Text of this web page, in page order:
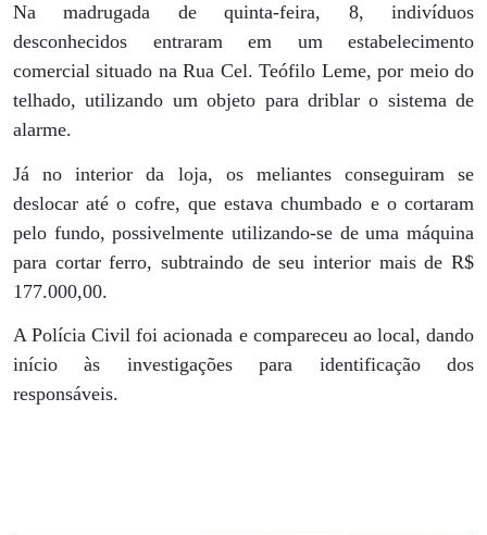
Na madrugada de quinta-feira, 8, indivíduos
desconhecidos entraram em um estabelecimento
comercial situado na Rua Cel. Teófilo Leme, por meio do
telhado, utilizando um objeto para driblar o sistema de
alarme.
Já no interior da loja, os meliantes conseguiram se
deslocar até o cofre, que estava chumbado e o cortaram
pelo fundo, possivelmente utilizando-se de uma máquina
para cortar ferro, subtraindo de seu interior mais de R$
177.000,00.
A Polícia Civil foi acionada e compareceu ao local, dando
início às investigações para identificação dos
responsáveis.